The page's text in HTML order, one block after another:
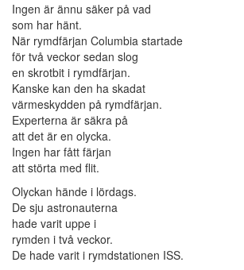
Ingen är ännu säker på vad
som har hänt.
När rymdfärjan Columbia startade
för två veckor sedan slog
en skrotbit i rymdfärjan.
Kanske kan den ha skadat
värmeskydden på rymdfärjan.
Experterna är säkra på
att det är en olycka.
Ingen har fått färjan
att störta med flit.
Olyckan hände i lördags.
De sju astronauterna
hade varit uppe i
rymden i två veckor.
De hade varit i rymdstationen ISS.